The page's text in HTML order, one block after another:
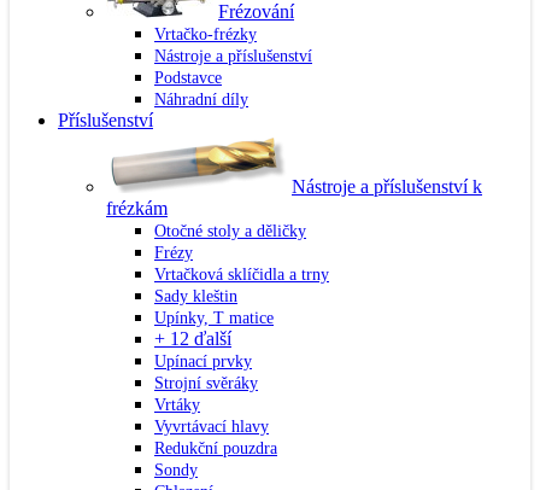
Frézování
Vrtačko-frézky
Nástroje a příslušenství
Podstavce
Náhradní díly
Příslušenství
Nástroje a příslušenství k
frézkám
Otočné stoly a děličky
Frézy
Vrtačková sklíčidla a trny
Sady kleštin
Upínky, T matice
+ 12 ďalší
Upínací prvky
Strojní svěráky
Vrtáky
Vyvrtávací hlavy
Redukční pouzdra
Sondy